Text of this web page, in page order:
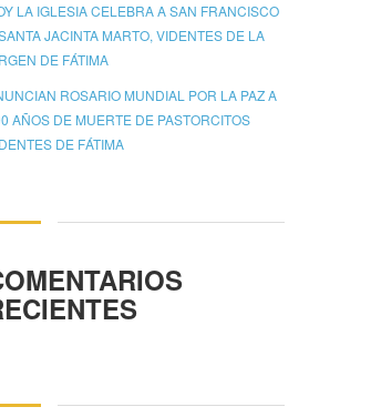
LA IGLESIA CELEBRA A SAN FRANCISCO
JACINTA MARTO, VIDENTES DE LA
DE FÁTIMA
ROSARIO MUNDIAL POR LA PAZ A
AÑOS DE MUERTE DE PASTORCITOS
DE FÁTIMA